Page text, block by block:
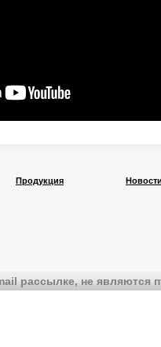
Продукция
рассылке, не являются